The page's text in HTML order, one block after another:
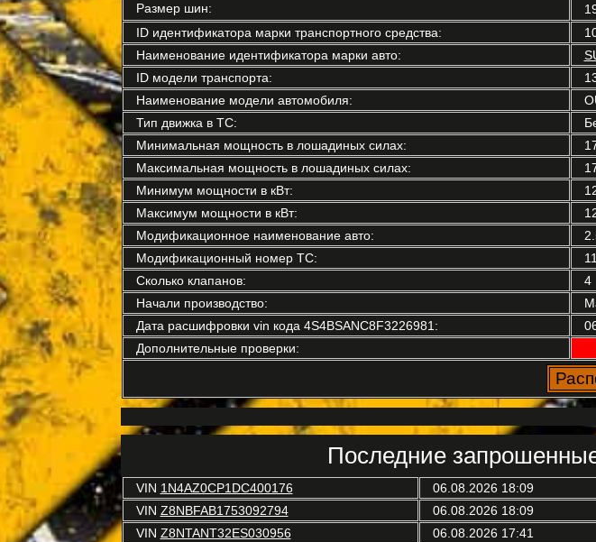
Размер шин:
ID идентификатора марки транспортного средства:
Наименование идентификатора марки авто:
ID модели транспорта:
Наименование модели автомобиля:
Тип движка в ТС:
Минимальная мощность в лошадиных силах:
Максимальная мощность в лошадиных силах:
Минимум мощности в кВт:
Максимум мощности в кВт:
Модификационное наименование авто:
Модификационный номер ТС:
Сколько клапанов:
4
Начали производство:
Дата расшифровки vin кода 4S4BSANC8F3226981:
Дополнительные проверки:
Последние
VIN 1N4AZ0CP1DC400176 06.08.2026 18:09
VIN Z8NBFAB1753092794 06.08.2026 18:09
VIN Z8NTANT32ES030956 06.08.2026 17:41